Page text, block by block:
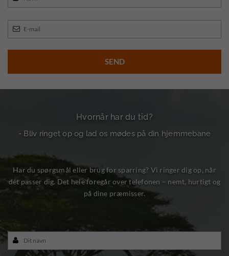
Hvornår har du tid?
- Bliv ringet op og lad os mødes på din hjemmebane
Har du spørgsmål eller brug for sparring? Vi ringer dig op, når
det passer dig. Det hele foregår over telefonen – nemt, hurtigt og
på dine præmisser.